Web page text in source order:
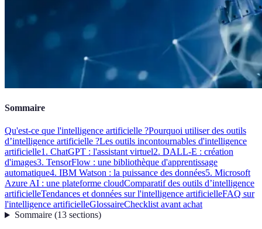
Sommaire
Qu'est-ce que l'intelligence artificielle ?Pourquoi utiliser des outils
d’intelligence artificielle ?Les outils incontournables d'intelligence
artificielle1. ChatGPT : l'assistant virtuel2. DALL-E : création
d'images3. TensorFlow : une bibliothèque d'apprentissage
automatique4. IBM Watson : la puissance des données5. Microsoft
Azure AI : une plateforme cloudComparatif des outils d’intelligence
artificielleTendances et données sur l'intelligence artificielleFAQ sur
l'intelligence artificielleGlossaireChecklist avant achat
Sommaire(13 sections)